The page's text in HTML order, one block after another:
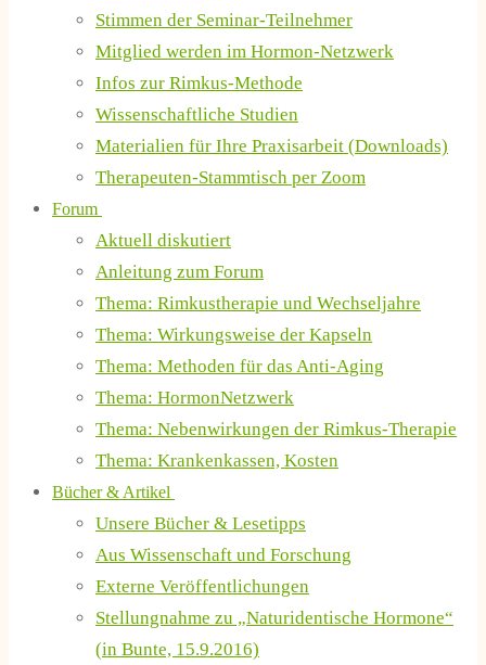
Stimmen der Seminar-Teilnehmer
Mitglied werden im Hormon-Netzwerk
Infos zur Rimkus-Methode
Wissenschaftliche Studien
Materialien für Ihre Praxisarbeit (Downloads)
Therapeuten-Stammtisch per Zoom
Forum
Aktuell diskutiert
Anleitung zum Forum
Thema: Rimkustherapie und Wechseljahre
Thema: Wirkungsweise der Kapseln
Thema: Methoden für das Anti-Aging
Thema: HormonNetzwerk
Thema: Nebenwirkungen der Rimkus-Therapie
Thema: Krankenkassen, Kosten
Bücher & Artikel
Unsere Bücher & Lesetipps
Aus Wissenschaft und Forschung
Externe Veröffentlichungen
Stellungnahme zu „Naturidentische Hormone“
(in Bunte, 15.9.2016)